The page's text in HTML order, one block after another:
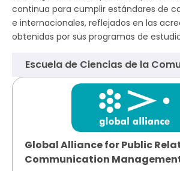
continua para cumplir estándares de
e internacionales, reflejados en las
obtenidas por sus programas de
Escuela de Ciencias de la
Global Alliance for Public
Communication